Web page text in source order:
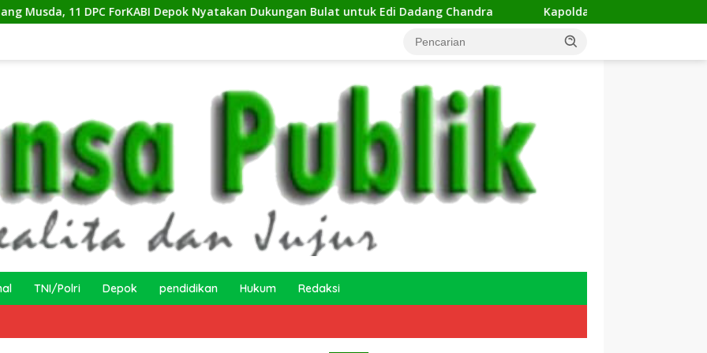
ForKABI Depok Nyatakan Dukungan Bulat untuk Edi Dadang Chandra Kapolda Metro Jaya Pimpin Sertijab 22
TNI/Polri Depok pendidikan Hukum Redaksi